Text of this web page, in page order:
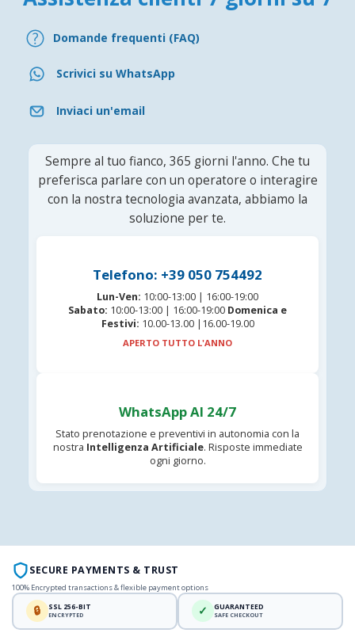
Domande frequenti (FAQ)
Scrivici su WhatsApp
Inviaci un'email
Sempre al tuo fianco, 365 giorni l'anno. Che tu
preferisca parlare con un operatore o interagire
con la nostra tecnologia avanzata, abbiamo la
soluzione per te.
Telefono: +39 050 754492
Lun-Ven: 10:00-13:00 | 16:00-19:00
Sabato: 10:00-13:00 | 16:00-19:00 Domenica e
Festivi: 10.00-13.00 |16.00-19.00
APERTO TUTTO L'ANNO
WhatsApp AI 24/7
Stato prenotazione e preventivi in autonomia con la
nostra Intelligenza Artificiale. Risposte immediate
ogni giorno.
SECURE PAYMENTS & TRUST
100% Encrypted transactions & flexible payment options
🔒 SSL 256-BIT
ENCRYPTED ✓ GUARANTEED
SAFE CHECKOUT